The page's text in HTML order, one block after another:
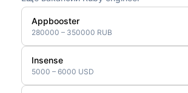
Appbooster
280000 – 350000 RUB
Insense
5000 – 6000 USD